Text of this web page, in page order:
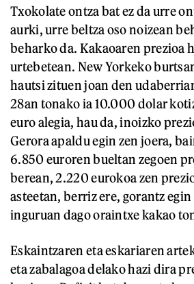
Txokolate ontza bat ez da urre
aurki, urre beltza oso noizean
beharko da. Kakaoaren prezioa
urtebetean. New Yorkeko
hautsi zituen joan den
28an tonako ia 10.000 dolar
euro alegia, hau da, inoizko
Gerora apaldu egin zen joera,
6.850 euroren bueltan zegoen
berean, 2.220 eurokoa zen
asteetan, berriz ere, gorantz
inguruan dago oraintxe kakao
Eskaintzaren eta eskariaren
eta zabalagoa delako hazi dira